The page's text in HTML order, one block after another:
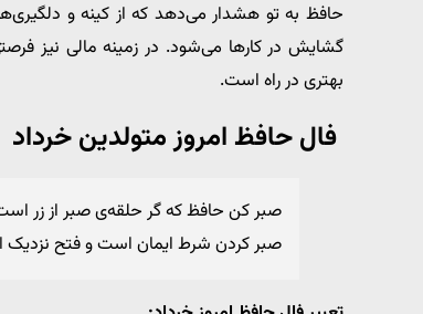
حافظ به تو هشدار می‌دهد که از کینه و
گشایش در کارها می‌شود. در زمینه مالی نیز
بهتری در راه است.
فال حافظ امروز متولدین خرداد
صبر کن حافظ که گر حلقه‌ی صبر از زر
صبر کردن شرط ایمان است و فتح